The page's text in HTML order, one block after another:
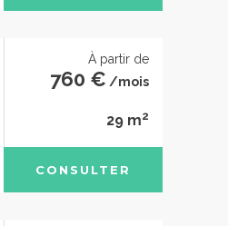
À partir de
760 € /mois
29 m2
CONSULTER